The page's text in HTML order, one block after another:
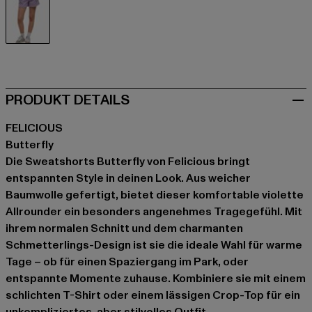
PRODUKT DETAILS
FELICIOUS
Butterfly
Die Sweatshorts Butterfly von Felicious bringt
entspannten Style in deinen Look. Aus weicher
Baumwolle gefertigt, bietet dieser komfortable violette
Allrounder ein besonders angenehmes Tragegefühl. Mit
ihrem normalen Schnitt und dem charmanten
Schmetterlings-Design ist sie die ideale Wahl für warme
Tage – ob für einen Spaziergang im Park, oder
entspannte Momente zuhause. Kombiniere sie mit einem
schlichten T-Shirt oder einem lässigen Crop-Top für ein